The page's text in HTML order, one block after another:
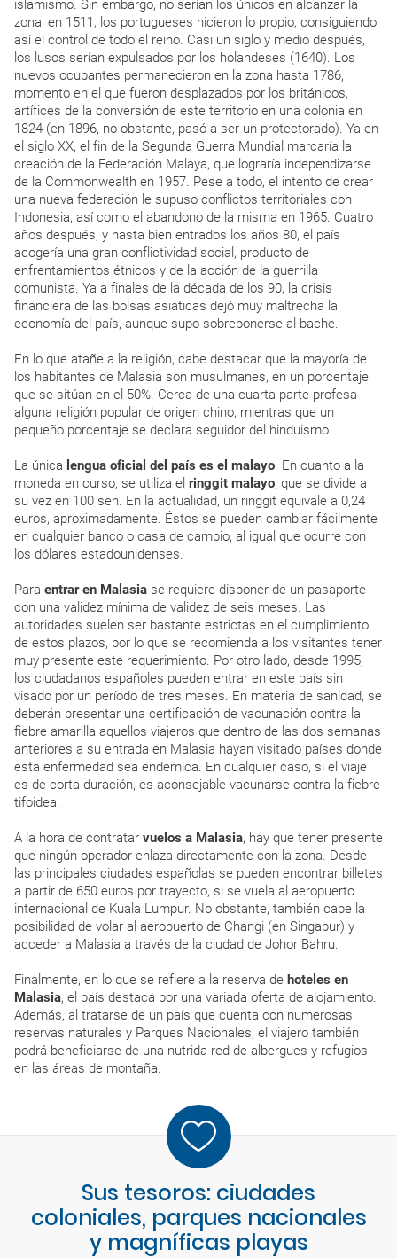
islamismo. Sin embargo, no serían los únicos en alcanzar la
zona: en 1511, los portugueses hicieron lo propio, consiguiendo
así el control de todo el reino. Casi un siglo y medio después,
los lusos serían expulsados por los holandeses (1640). Los
nuevos ocupantes permanecieron en la zona hasta 1786,
momento en el que fueron desplazados por los británicos,
artífices de la conversión de este territorio en una colonia en
1824 (en 1896, no obstante, pasó a ser un protectorado). Ya en
el siglo XX, el fin de la Segunda Guerra Mundial marcaría la
creación de la Federación Malaya, que lograría independizarse
de la Commonwealth en 1957. Pese a todo, el intento de crear
una nueva federación le supuso conflictos territoriales con
Indonesia, así como el abandono de la misma en 1965. Cuatro
años después, y hasta bien entrados los años 80, el país
acogería una gran conflictividad social, producto de
enfrentamientos étnicos y de la acción de la guerrilla
comunista. Ya a finales de la década de los 90, la crisis
financiera de las bolsas asiáticas dejó muy maltrecha la
economía del país, aunque supo sobreponerse al bache.
En lo que atañe a la religión, cabe destacar que la mayoría de
los habitantes de Malasia son musulmanes, en un porcentaje
que se sitúan en el 50%. Cerca de una cuarta parte profesa
alguna religión popular de origen chino, mientras que un
pequeño porcentaje se declara seguidor del hinduismo.
La única lengua oficial del país es el malayo. En cuanto a la
moneda en curso, se utiliza el ringgit malayo, que se divide a
su vez en 100 sen. En la actualidad, un ringgit equivale a 0,24
euros, aproximadamente. Éstos se pueden cambiar fácilmente
en cualquier banco o casa de cambio, al igual que ocurre con
los dólares estadounidenses.
Para entrar en Malasia se requiere disponer de un pasaporte
con una validez mínima de validez de seis meses. Las
autoridades suelen ser bastante estrictas en el cumplimiento
de estos plazos, por lo que se recomienda a los visitantes tener
muy presente este requerimiento. Por otro lado, desde 1995,
los ciudadanos españoles pueden entrar en este país sin
visado por un período de tres meses. En materia de sanidad, se
deberán presentar una certificación de vacunación contra la
fiebre amarilla aquellos viajeros que dentro de las dos semanas
anteriores a su entrada en Malasia hayan visitado países donde
esta enfermedad sea endémica. En cualquier caso, si el viaje
es de corta duración, es aconsejable vacunarse contra la fiebre
tifoidea.
A la hora de contratar vuelos a Malasia, hay que tener presente
que ningún operador enlaza directamente con la zona. Desde
las principales ciudades españolas se pueden encontrar billetes
a partir de 650 euros por trayecto, si se vuela al aeropuerto
internacional de Kuala Lumpur. No obstante, también cabe la
posibilidad de volar al aeropuerto de Changi (en Singapur) y
acceder a Malasia a través de la ciudad de Johor Bahru.
Finalmente, en lo que se refiere a la reserva de hoteles en
Malasia, el país destaca por una variada oferta de alojamiento.
Además, al tratarse de un país que cuenta con numerosas
reservas naturales y Parques Nacionales, el viajero también
podrá beneficiarse de una nutrida red de albergues y refugios
en las áreas de montaña.
Sus tesoros: ciudades
coloniales, parques nacionales
y magníficas playas